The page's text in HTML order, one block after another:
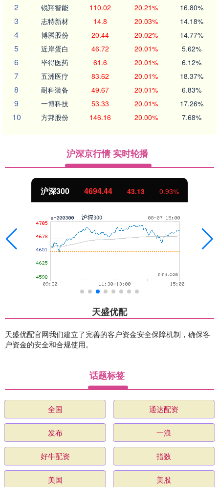
2 锐翔智能 110.02 20.21% 16.80%
3 志特新材 14.8 20.03% 14.18%
4 博腾股份 20.44 20.02% 14.77%
5 近岸蛋白 46.72 20.01% 5.62%
6 毕得医药 61.6 20.01% 6.12%
7 五洲医疗 83.62 20.01% 18.37%
8 耐科装备 49.67 20.01% 6.83%
9 一博科技 53.33 20.01% 17.26%
10 方邦股份 146.16 20.00% 7.68%
沪深京行情 实时轮播
沪深300 4694.44 43.13 0.93%
天盛优配
天盛优配官网我们建立了完善的客户资金安全保障机制，确保客
户资金的安全和合规使用。
话题标签
全国 通达配资
发布 一浪
好牛配资 指数
美国 美股